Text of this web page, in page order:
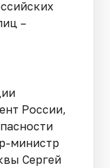
–
России,
министр
Сергей